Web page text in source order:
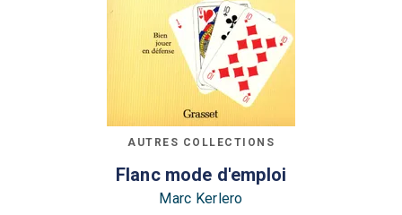
AUTRES COLLECTIONS
Flanc mode d'emploi
Marc Kerlero